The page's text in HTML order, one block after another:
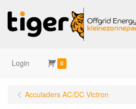
Login 0
Acculaders AC/DC Victron